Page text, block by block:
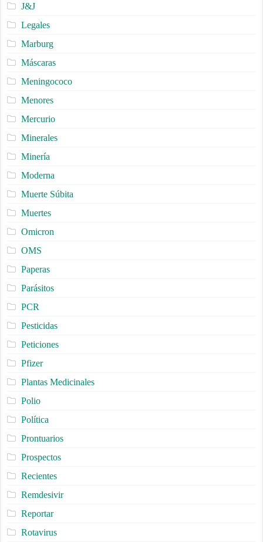
J&J
Legales
Marburg
Máscaras
Meningococo
Menores
Mercurio
Minerales
Minería
Moderna
Muerte Súbita
Muertes
Omicron
OMS
Paperas
Parásitos
PCR
Pesticidas
Peticiones
Pfizer
Plantas Medicinales
Polio
Política
Prontuarios
Prospectos
Recientes
Remdesivir
Reportar
Rotavirus